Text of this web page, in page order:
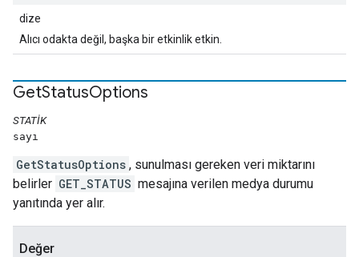
dize
Alıcı odakta değil, başka bir etkinlik etkin.
GetStatusOptions
STATIK
sayı
GetStatusOptions , sunulması gereken veri miktarını
belirler GET_STATUS mesajına verilen medya durumu
yanıtında yer alır.
Değer